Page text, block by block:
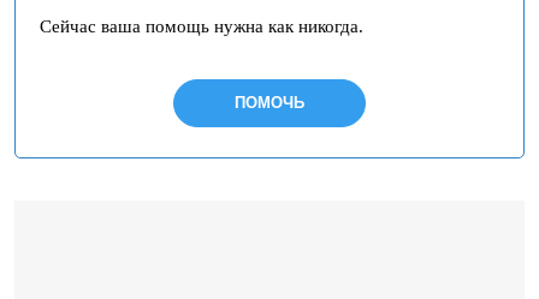
Сейчас ваша помощь нужна как никогда.
ПОМОЧЬ